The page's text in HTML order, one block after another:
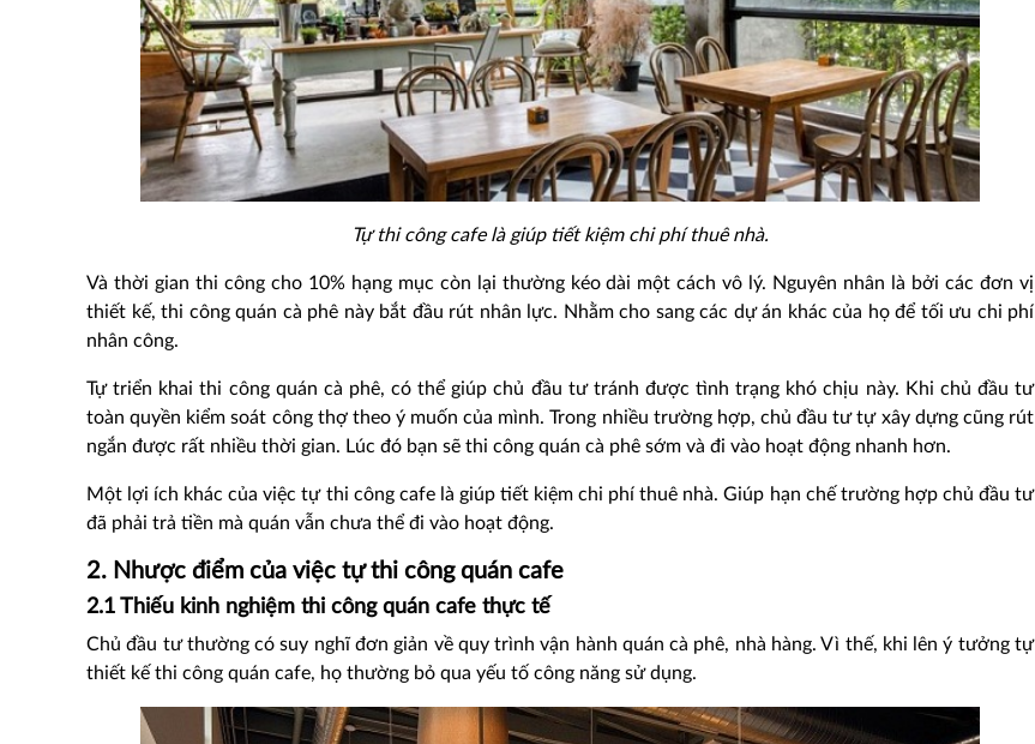
Tự thi công cafe là giúp tiết kiệm chi phí thuê nhà.
Và thời gian thi công cho 10% hạng mục còn lại thường kéo dài một cách vô lý. Nguyên nhân là bởi các đơn vị
thiết kế, thi công quán cà phê này bắt đầu rút nhân lực. Nhằm cho sang các dự án khác của họ để tối ưu chi phí
nhân công.
Tự triển khai thi công quán cà phê, có thể giúp chủ đầu tư tránh được tình trạng khó chịu này. Khi chủ đầu tư
toàn quyền kiểm soát công thợ theo ý muốn của mình. Trong nhiều trường hợp, chủ đầu tư tự xây dựng cũng rút
ngắn được rất nhiều thời gian. Lúc đó bạn sẽ thi công quán cà phê sớm và đi vào hoạt động nhanh hơn.
Một lợi ích khác của việc tự thi công cafe là giúp tiết kiệm chi phí thuê nhà. Giúp hạn chế trường hợp chủ đầu tư
đã phải trả tiền mà quán vẫn chưa thể đi vào hoạt động.
2. Nhược điểm của việc tự thi công quán cafe
2.1 Thiếu kinh nghiệm thi công quán cafe thực tế
Chủ đầu tư thường có suy nghĩ đơn giản về quy trình vận hành quán cà phê, nhà hàng. Vì thế, khi lên ý tưởng tự
thiết kế thi công quán cafe, họ thường bỏ qua yếu tố công năng sử dụng.